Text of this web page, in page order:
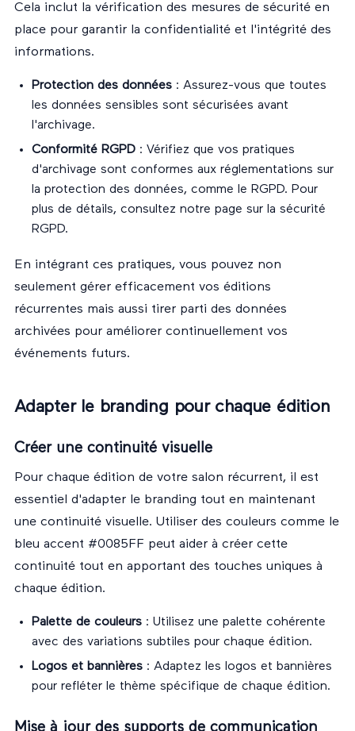
Cela inclut la vérification des mesures de sécurité en
place pour garantir la confidentialité et l'intégrité des
informations.
Protection des données : Assurez-vous que toutes
les données sensibles sont sécurisées avant
l'archivage.
Conformité RGPD : Vérifiez que vos pratiques
d'archivage sont conformes aux réglementations sur
la protection des données, comme le RGPD. Pour
plus de détails, consultez notre page sur la sécurité
RGPD.
En intégrant ces pratiques, vous pouvez non
seulement gérer efficacement vos éditions
récurrentes mais aussi tirer parti des données
archivées pour améliorer continuellement vos
événements futurs.
Adapter le branding pour chaque édition
Créer une continuité visuelle
Pour chaque édition de votre salon récurrent, il est
essentiel d'adapter le branding tout en maintenant
une continuité visuelle. Utiliser des couleurs comme le
bleu accent #0085FF peut aider à créer cette
continuité tout en apportant des touches uniques à
chaque édition.
Palette de couleurs : Utilisez une palette cohérente
avec des variations subtiles pour chaque édition.
Logos et bannières : Adaptez les logos et bannières
pour refléter le thème spécifique de chaque édition.
Mise à jour des supports de communication